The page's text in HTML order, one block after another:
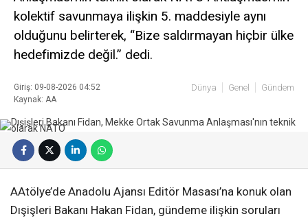
kolektif savunmaya ilişkin 5. maddesiyle aynı
olduğunu belirterek, “Bize saldırmayan hiçbir ülke
hedefimizde değil.” dedi.
Giriş: 09-08-2026 04:52
Kaynak: AA
Dünya Genel Gündem
AAtölye’de Anadolu Ajansı Editör Masası’na konuk olan
Dışişleri Bakanı Hakan Fidan, gündeme ilişkin soruları